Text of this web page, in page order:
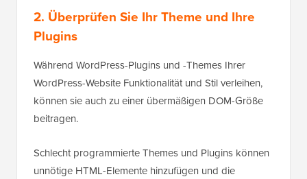
2. Überprüfen Sie Ihr Theme und Ihre
Plugins
Während WordPress-Plugins und -Themes Ihrer
WordPress-Website Funktionalität und Stil verleihen,
können sie auch zu einer übermäßigen DOM-Größe
beitragen.
Schlecht programmierte Themes und Plugins können
unnötige HTML-Elemente hinzufügen und die